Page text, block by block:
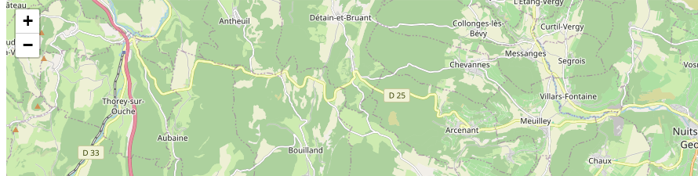
+
−